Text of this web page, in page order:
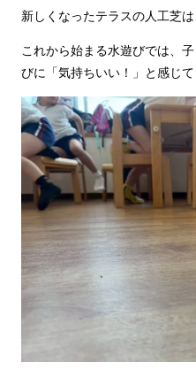
新しくなったテラスの人工芝は
これから始まる水遊びでは、
びに「気持ちいい！」と感じ